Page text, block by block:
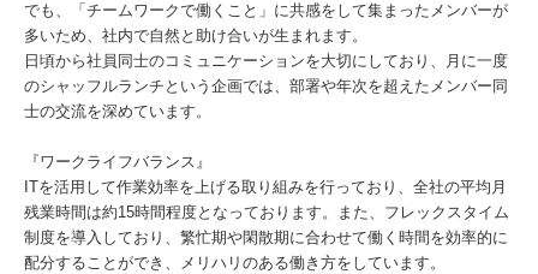
でも、「チームワークで働くこと」に共感をして集まったメンバーが
多いため、社内で自然と助け合いが生まれます。
日頃から社員同士のコミュニケーションを大切にしており、月に一度
のシャッフルランチという企画では、部署や年次を超えたメンバー同
士の交流を深めています。
『ワークライフバランス』
ITを活用して作業効率を上げる取り組みを行っており、全社の平均月
残業時間は約15時間程度となっております。また、フレックスタイム
制度を導入しており、繁忙期や閑散期に合わせて働く時間を効率的に
配分することができ、メリハリのある働き方をしています。